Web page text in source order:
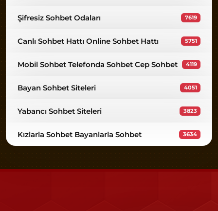
Şifresiz Sohbet Odaları 7619
Canlı Sohbet Hattı Online Sohbet Hattı 5751
Mobil Sohbet Telefonda Sohbet Cep Sohbet 4119
Bayan Sohbet Siteleri 4051
Yabancı Sohbet Siteleri 3823
Kızlarla Sohbet Bayanlarla Sohbet 3634